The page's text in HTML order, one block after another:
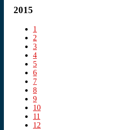
2015
1
2
3
4
5
6
7
8
9
10
11
12